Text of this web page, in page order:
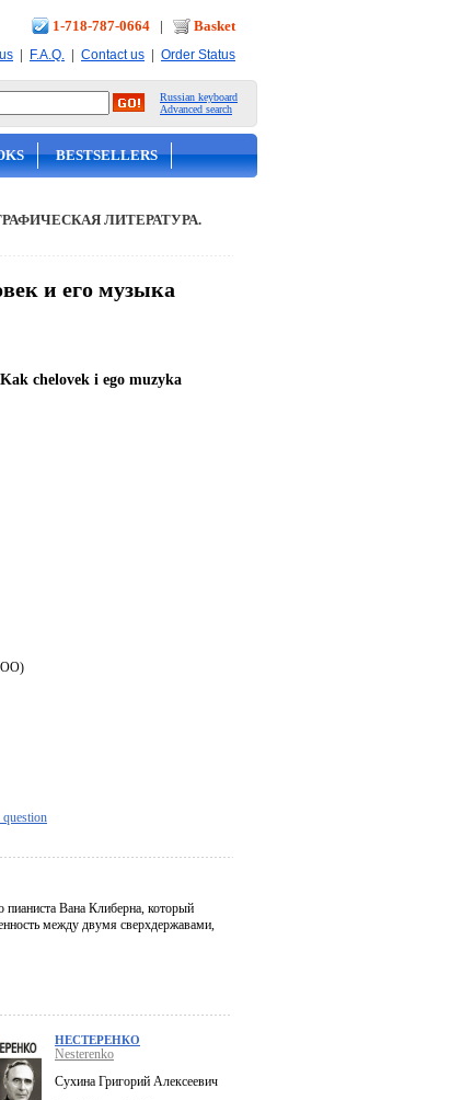
1-718-787-0664 | Basket
| F.A.Q. | Contact us | Order Status
Russian keyboard
Advanced search
BESTSELLERS
ЛИТЕРАТУРА.
и его музыка
chelovek i ego muzyka
пианиста Вана Клиберна, который
между двумя сверхдержавами,
НЕСТЕРЕНКО
Nesterenko
Сухина Григорий Алексеевич